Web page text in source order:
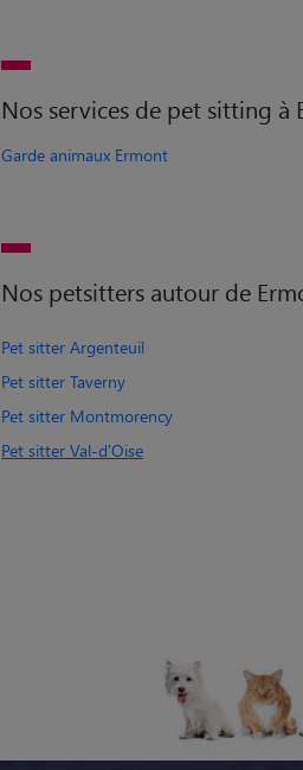
Nos services de pet sitting à
Garde animaux Ermont
Nos petsitters autour de
Pet sitter Argenteuil
Pet sitter Taverny
Pet sitter Montmorency
Pet sitter Val-d'Oise